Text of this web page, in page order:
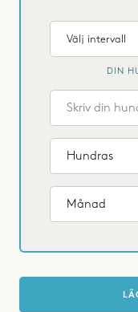
DIN